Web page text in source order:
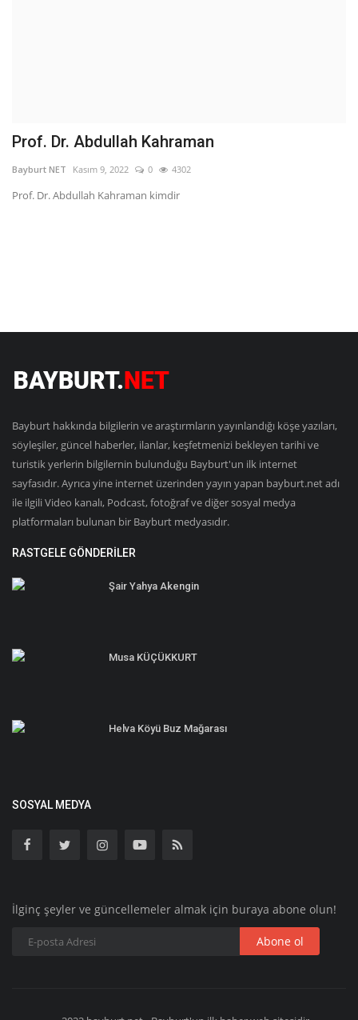
Prof. Dr. Abdullah Kahraman
Bayburt NET Kasım 9, 2022 0 4302
Prof. Dr. Abdullah Kahraman kimdir
Bayburt hakkında bilgilerin ve araştırmların yayınlandığı köşe yazıları,
söyleşiler, güncel haberler, ilanlar, keşfetmenizi bekleyen tarihi ve
turistik yerlerin bilgilernin bulunduğu Bayburt'un ilk internet
sayfasıdır. Ayrıca yine internet üzerinden yayın yapan bayburt.net adı
ile ilgili Video kanalı, Podcast, fotoğraf ve diğer sosyal medya
platformaları bulunan bir Bayburt medyasıdır.
RASTGELE GÖNDERILER
Şair Yahya Akengin
Musa KÜÇÜKKURT
Helva Köyü Buz Mağarası
SOSYAL MEDYA
İlginç şeyler ve güncellemeler almak için buraya abone olun!
Abone ol